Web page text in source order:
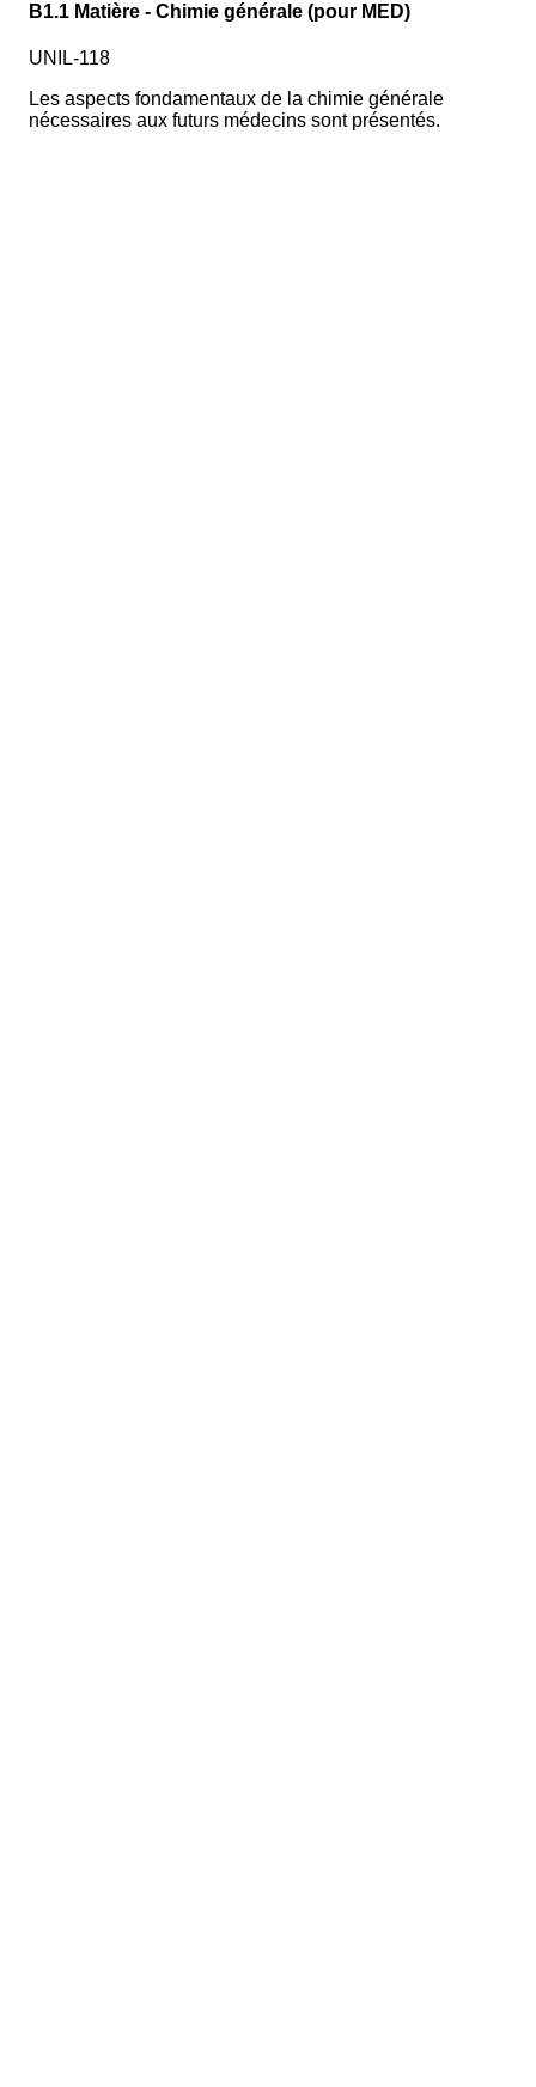
B1.1 Matière - Chimie générale (pour MED)
UNIL-118
Les aspects fondamentaux de la chimie générale
nécessaires aux futurs médecins sont présentés.